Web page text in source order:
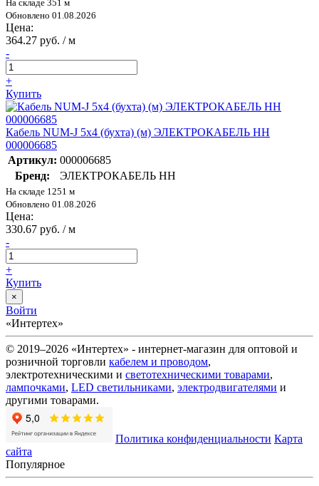
На складе 351 м
Обновлено 01.08.2026
Цена:
364.27 руб. / м
-
+
Купить
Кабель NUM-J 5х4 (бухта) (м) ЭЛЕКТРОКАБЕЛЬ НН
000006685
Артикул: 000006685
Бренд:
ЭЛЕКТРОКАБЕЛЬ НН
На складе 1251 м
Обновлено 01.08.2026
Цена:
330.67 руб. / м
-
+
Купить
×
Войти
«Интертех»
© 2019–2026 «Интертех» - интернет-магазин для оптовой и
розничной торговли кабелем и проводом,
электротехническими и светотехническими товарами,
лампочками, LED светильниками, электродвигателями и
другими товарами.
Политика конфиденциальности Карта
сайта
Популярное